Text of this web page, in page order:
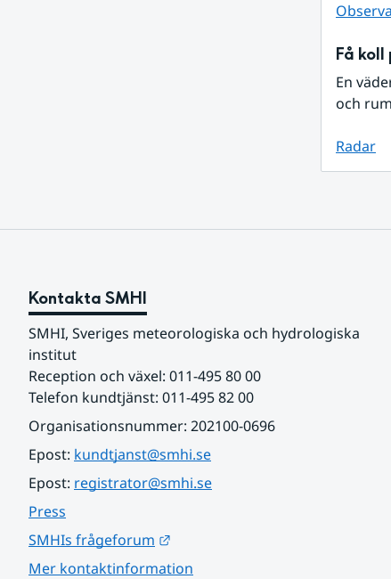
Få koll
En
och
Radar
Kontakta SMHI
SMHI, Sveriges meteorologiska och hydrologiska
institut
Reception och växel: 011-495 80 00
Telefon kundtjänst: 011-495 82 00
Organisationsnummer: 202100-0696
Epost: kundtjanst@smhi.se
Epost: registrator@smhi.se
Press
SMHIs frågeforum
Mer kontaktinformation